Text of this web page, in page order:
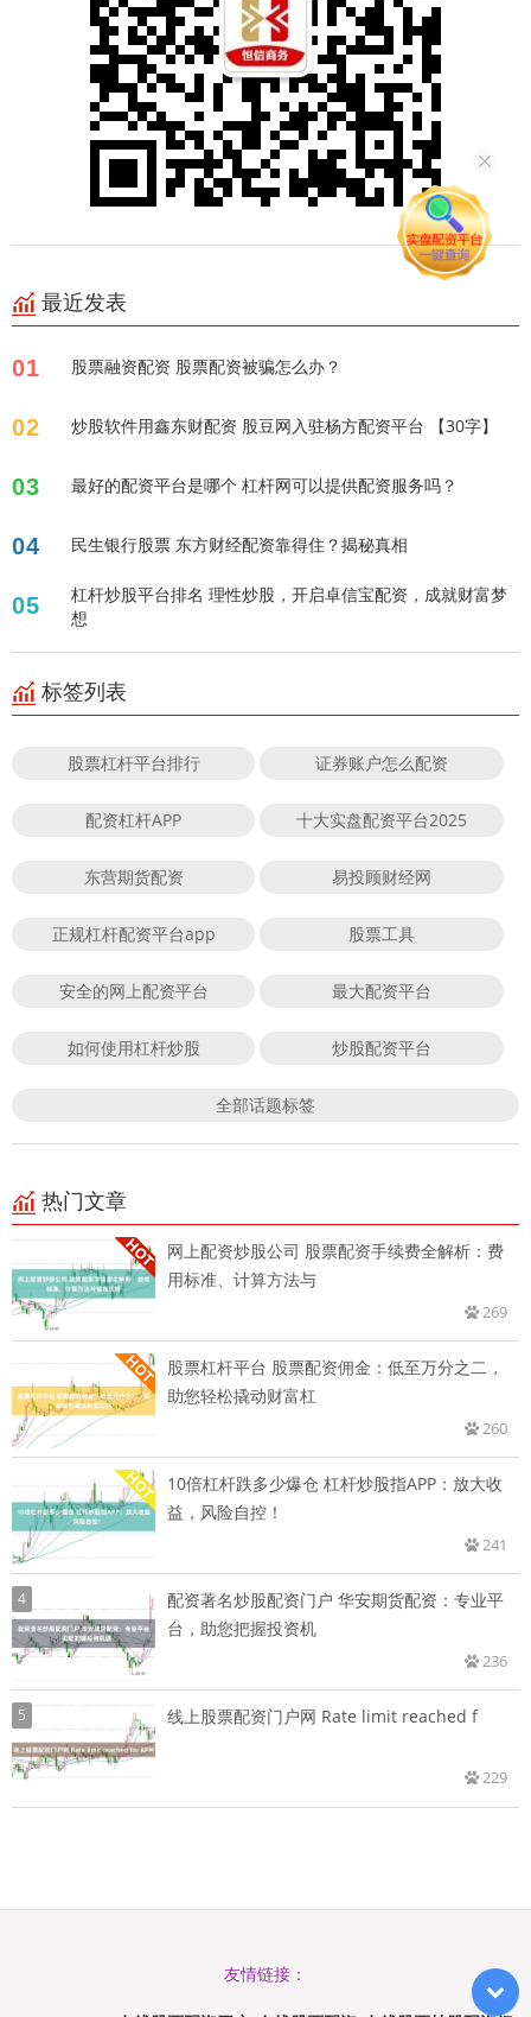
最近发表
01 股票融资配资 股票配资被骗怎么办？
02 炒股软件用鑫东财配资 股豆网入驻杨方配资平台 【30字】
03 最好的配资平台是哪个 杠杆网可以提供配资服务吗？
04 民生银行股票 东方财经配资靠得住？揭秘真相
05
杠杆炒股平台排名 理性炒股，开启卓信宝配资，成就财富梦
想
标签列表
股票杠杆平台排行 证券账户怎么配资
配资杠杆APP 十大实盘配资平台2025
东营期货配资 易投顾财经网
正规杠杆配资平台app 股票工具
安全的网上配资平台 最大配资平台
如何使用杠杆炒股 炒股配资平台
全部话题标签
热门文章
网上配资炒股公司 股票配资手续费全解析：费
用标准、计算方法与
269
股票杠杆平台 股票配资佣金：低至万分之二，
助您轻松撬动财富杠
260
10倍杠杆跌多少爆仓 杠杆炒股指APP：放大收
益，风险自控！
241
4
配资著名炒股配资门户 华安期货配资：专业平
台，助您把握投资机
236
5 线上股票配资门户网 Rate limit reached f
229
友情链接：